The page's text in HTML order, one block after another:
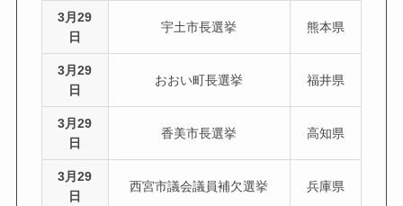
3月29
日
宇土市長選挙 熊本県
3月29
日
おおい町長選挙 福井県
3月29
日
香美市長選挙 高知県
3月29
日
西宮市議会議員補欠選挙 兵庫県